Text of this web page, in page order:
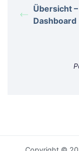
Übersicht –
Dashboard